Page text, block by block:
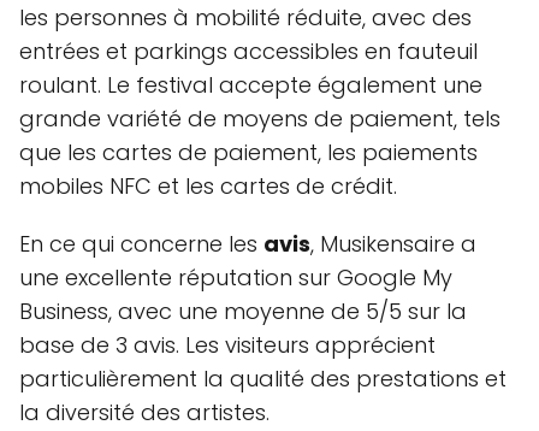
les personnes à mobilité réduite, avec des
entrées et parkings accessibles en fauteuil
roulant. Le festival accepte également une
grande variété de moyens de paiement, tels
que les cartes de paiement, les paiements
mobiles NFC et les cartes de crédit.
En ce qui concerne les avis, Musikensaire a
une excellente réputation sur Google My
Business, avec une moyenne de 5/5 sur la
base de 3 avis. Les visiteurs apprécient
particulièrement la qualité des prestations et
la diversité des artistes.